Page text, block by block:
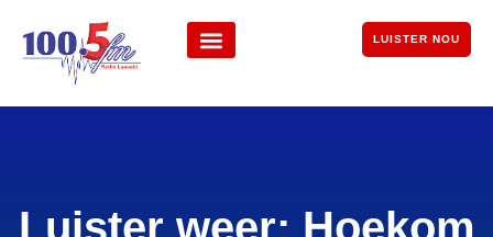
LUISTER NOU
Luister weer: Hoekom